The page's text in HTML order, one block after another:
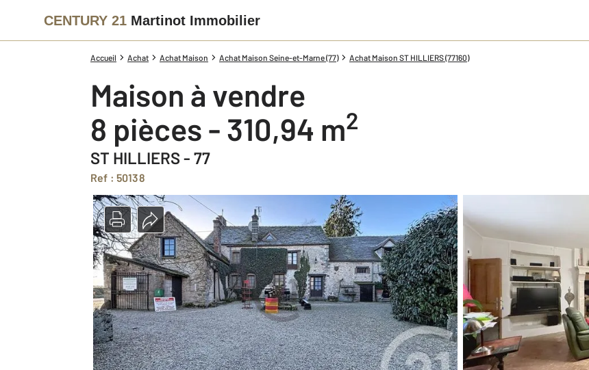
CENTURY 21 Martinot Immobilier
Accueil Achat Achat Maison Achat Maison Seine-et-Marne (77) Achat Maison ST HILLIERS (77160)
Maison à vendre
8 pièces - 310,94 m2
ST HILLIERS - 77
Ref : 50138